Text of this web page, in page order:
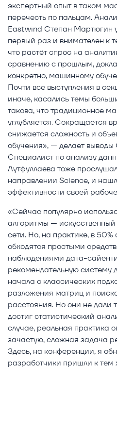
экспертный опыт в таком
перечесть по пальцам.
Eastwind Степан Мартюгин
первый раз и внимателен к
что растёт спрос на
сравнению с прошлым,
конкретно, машинному
Почти все выступления в
иначе, касались темы
такова, что традиционное
углубляется. Сокращается
снижается сложность и
обучения», — делает выводы
Специалист по анализу
Лутфуллаева тоже
направлении Science, и
эффективности своей
«Сейчас популярно
алгоритмы —
сети. Но, на практике, в 50%
обходятся простыми
наблюдениями дата-
рекомендательную систему
начала с классических
разложения матриц и
расстояния. Но они не дали
достиг статистический
случае, реальная практика
зачастую, сложная задача
Здесь, на конференции, я
разработчики пришли к